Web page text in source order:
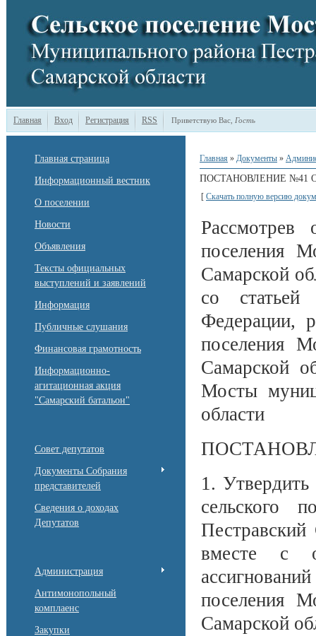
Главная Вход Регистрация RSS Приветствую Вас Гость
Главная страница
Информационный вестник
О поселении
Новости
Объявления
Тексты официальных
выступлений и заявлений
Информация
Публичные слушания
Финансовая грамотность
Информационно-
агитационная акция
"Самарский батальон"
Совет депутатов
Документы Собрания
представителей
Сведения о доходах
Депутатов
Администрация
Антимонопольный
комплаенс
Закупки
Главная » Документы »
ПОСТАНОВЛЕНИЕ №41
[ Скачать полную версию
Рассмотрев
поселения
Самарской
со статьей
Федерации,
поселения
Самарской
Мосты
области
1.
сельского
вместе с
поселения
Самарской